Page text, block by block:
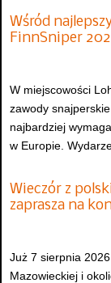
Wśród
FinnSniper
W miejscowości
zawody
najbardziej
w Europie.
Wieczór z
zaprasza na
Już 7 sierpnia
Mazowieckiej i